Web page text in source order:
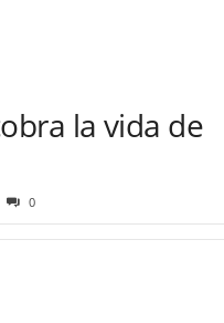
la vida de
0